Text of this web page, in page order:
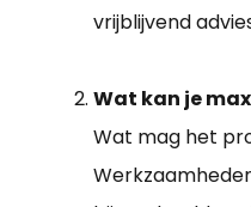
vrijblijvend
Wat kan je
Wat mag het